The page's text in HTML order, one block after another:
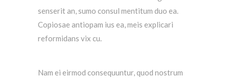
senserit an, sumo consul mentitum duo ea.
Copiosae antiopam ius ea, meis explicari
reformidans vix cu.
Nam ei eirmod consequuntur, quod nostrum